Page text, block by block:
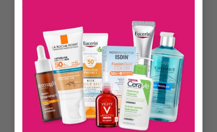
intensa al cabello. Proporciona un increíble brillo
instantáneo. Gran poder desenredante. Contiene filtro UV
que protege al cabello de los rayos ultravioleta.
Modo de empleo
Aplicar sobre el cabello recién lavado con shampoo. Esparcir
por toda la cabellera evitando el cuero cabelludo. Peinar y
dejar actuar al menos 3 minutos. Enjuagar.